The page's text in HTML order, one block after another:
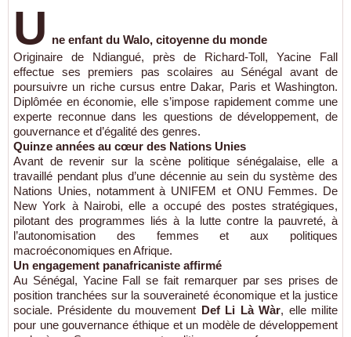
U ne enfant du Walo, citoyenne du monde
Originaire de Ndiangué, près de Richard-Toll, Yacine Fall
effectue ses premiers pas scolaires au Sénégal avant de
poursuivre un riche cursus entre Dakar, Paris et Washington.
Diplômée en économie, elle s’impose rapidement comme une
experte reconnue dans les questions de développement, de
gouvernance et d’égalité des genres.
Quinze années au cœur des Nations Unies
Avant de revenir sur la scène politique sénégalaise, elle a
travaillé pendant plus d’une décennie au sein du système des
Nations Unies, notamment à UNIFEM et ONU Femmes. De
New York à Nairobi, elle a occupé des postes stratégiques,
pilotant des programmes liés à la lutte contre la pauvreté, à
l’autonomisation des femmes et aux politiques
macroéconomiques en Afrique.
Un engagement panafricaniste affirmé
Au Sénégal, Yacine Fall se fait remarquer par ses prises de
position tranchées sur la souveraineté économique et la justice
sociale. Présidente du mouvement Def Li Là Wàr, elle milite
pour une gouvernance éthique et un modèle de développement